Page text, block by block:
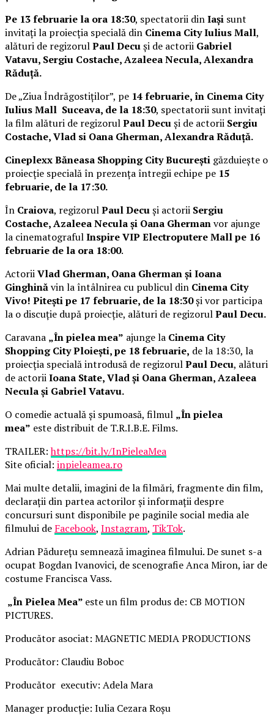
Pe 13 februarie la ora 18:30, spectatorii dinIași sunt
invitați la proiecția specială din Cinema City Iulius Mall,
alături de regizorulPaul Decuși de actorii Gabriel
Vatavu, Sergiu Costache, Azaleea Necula, Alexandra
Răduță.
De „Ziua Îndrăgostiților”, pe 14 februarie, în Cinema City
Iulius Mall Suceava, de la 18:30, spectatorii sunt invitați
la film alături de regizorulPaul Decuși de actorii Sergiu
Costache, Vlad si Oana Gherman, Alexandra Răduță.
Cineplexx Băneasa Shopping City București găzduiește o
proiecție specială în prezența întregii echipe pe 15
februarie, de la 17:30.
În Craiova, regizorulPaul Decuși actorii Sergiu
Costache, Azaleea Necula și Oana Ghermanvor ajunge
la cinematografulInspire VIP Electroputere Mall pe 16
februarie de la ora 18:00.
ActoriiVlad Gherman, Oana Gherman și Ioana
Ginghinăvin la întâlnirea cu publicul din Cinema City
Vivo! Pitești pe 17 februarie, de la 18:30și vor participa
la o discuție după proiecție, alături de regizorulPaul Decu.
Caravana „În pielea mea” ajunge la Cinema City
Shopping City Ploiești, pe 18 februarie, de la 18:30, la
proiecția specială introdusă de regizorulPaul Decu, alături
de actoriiIoana State, Vlad și Oana Gherman, Azaleea
Necula și Gabriel Vatavu.
O comedie actuală și spumoasă, filmul „În pielea
mea” este distribuit de T.R.I.B.E. Films.
TRAILER:https://bit.ly/InPieleaMea
Site oficial: inpieleamea.ro
Mai multe detalii, imagini de la filmări, fragmente din film,
declarații din partea actorilor și informații despre
concursuri sunt disponibile pe paginile social media ale
filmului de Facebook, Instagram, TikTok.
Adrian Pădurețu semnează imaginea filmului. De sunet s-a
ocupat Bogdan Ivanovici, de scenografie Anca Miron, iar de
costume Francisca Vass.
„În Pielea Mea” este un film produs de: CB MOTION
PICTURES.
Producător asociat: MAGNETIC MEDIA PRODUCTIONS
Producător: Claudiu Boboc
Producător executiv: Adela Mara
Manager producție: Iulia Cezara Roșu